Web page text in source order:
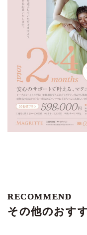
RECOMMEND
その他のおす